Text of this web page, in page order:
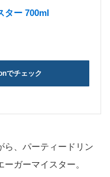
ター 700ml
でチェック
ら、パーティードリン
ガーマイスター。